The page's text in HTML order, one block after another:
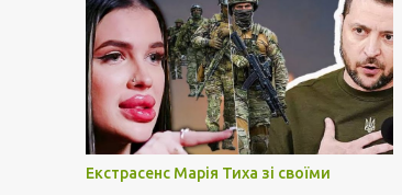
Екстрасенс Марія Тиха зі своїми